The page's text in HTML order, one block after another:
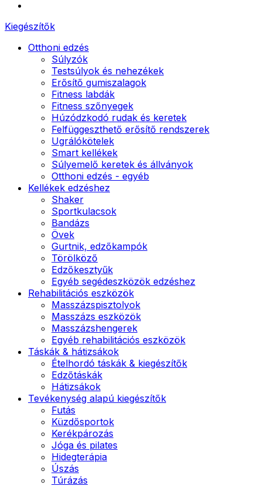
Kiegészítők
Otthoni edzés
Súlyzók
Testsúlyok és nehezékek
Erősítő gumiszalagok
Fitness labdák
Fitness szőnyegek
Húzódzkodó rudak és keretek
Felfüggeszthető erősítő rendszerek
Ugrálókötelek
Smart kellékek
Súlyemelő keretek és állványok
Otthoni edzés - egyéb
Kellékek edzéshez
Shaker
Sportkulacsok
Bandázs
Övek
Gurtnik, edzőkampók
Törölköző
Edzőkesztyűk
Egyéb segédeszközök edzéshez
Rehabilitációs eszközök
Masszázspisztolyok
Masszázs eszközök
Masszázshengerek
Egyéb rehabilitációs eszközök
Táskák & hátizsákok
Ételhordó táskák & kiegészítők
Edzőtáskák
Hátizsákok
Tevékenység alapú kiegészítők
Futás
Küzdősportok
Kerékpározás
Jóga és pilates
Hidegterápia
Úszás
Túrázás